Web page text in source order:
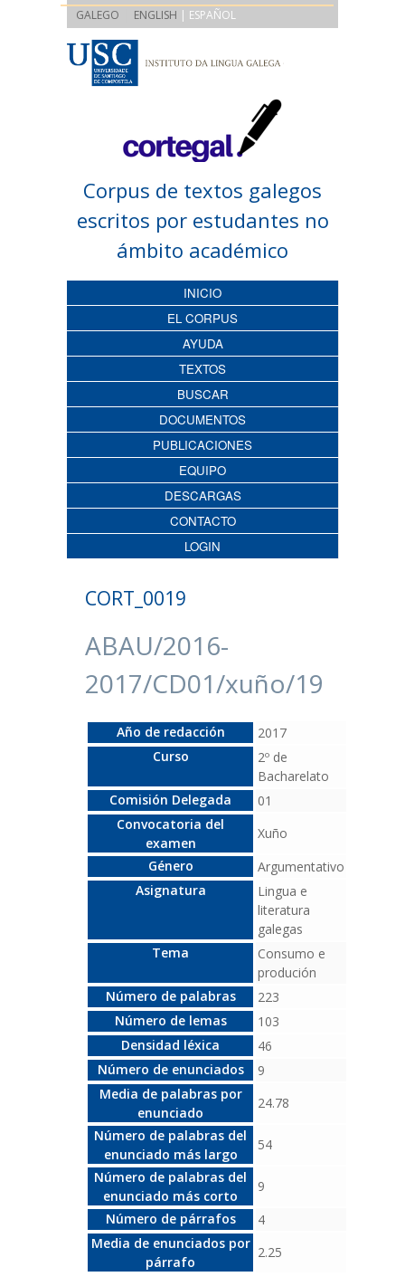
GALEGO ENGLISH | ESPAÑOL
Corpus de textos galegos
escritos por estudantes no
ámbito académico
INICIO
EL CORPUS
AYUDA
TEXTOS
BUSCAR
DOCUMENTOS
PUBLICACIONES
EQUIPO
DESCARGAS
CONTACTO
LOGIN
CORT_0019
ABAU/2016-
2017/CD01/xuño/19
Año de redacción
2017
Curso
2º de
Bacharelato
Comisión Delegada
01
Convocatoria del
examen
Xuño
Género
Argumentativo
Asignatura
Lingua e
literatura
galegas
Tema
Consumo e
produción
Número de palabras
223
Número de lemas
103
Densidad léxica
46
Número de enunciados
9
Media de palabras por
enunciado
24.78
Número de palabras del
enunciado más largo
54
Número de palabras del
enunciado más corto
9
Número de párrafos
4
Media de enunciados por
párrafo
2.25